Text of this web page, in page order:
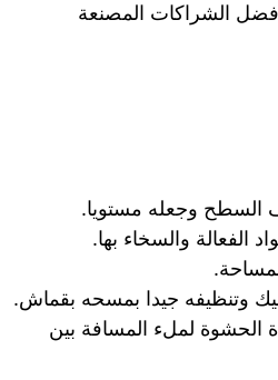
الشراكات المصنعة
السطح وجعله مستويا.
الفعالة والسخاء بها.
وتنظيفه جيدا بمسحه بقماش.
مادة الحشوة لملء المسافة بين